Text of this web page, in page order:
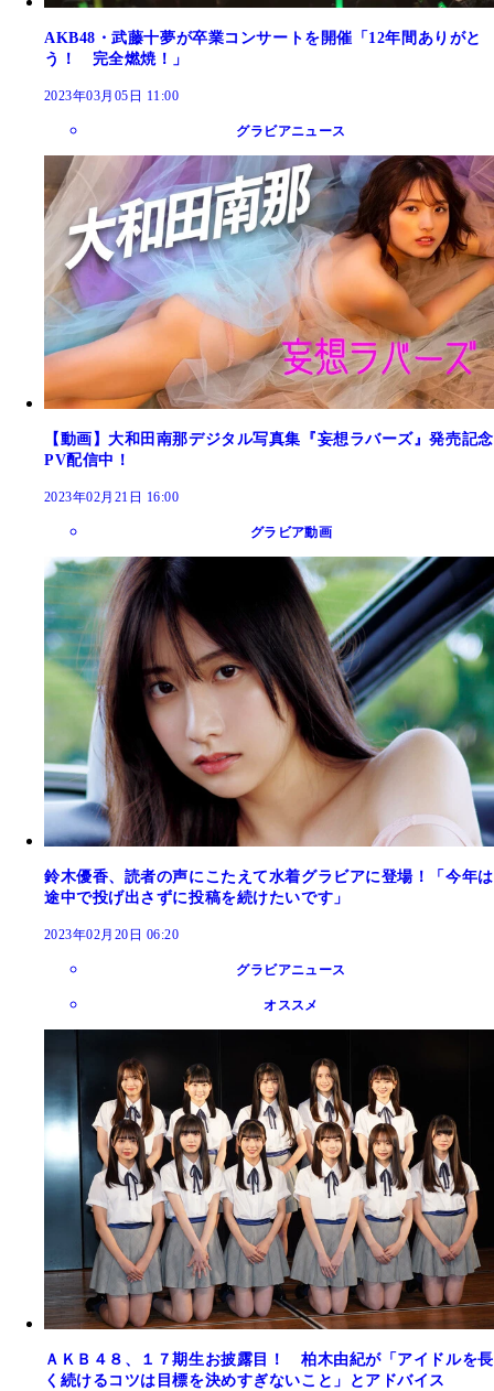
AKB48・武藤十夢が卒業コンサートを開催「12年間ありがと
う！ 完全燃焼！」
2023年03月05日 11:00
グラビアニュース
【動画】大和田南那デジタル写真集『妄想ラバーズ』発売記念
PV配信中！
2023年02月21日 16:00
グラビア動画
鈴木優香、読者の声にこたえて水着グラビアに登場！「今年は
途中で投げ出さずに投稿を続けたいです」
2023年02月20日 06:20
グラビアニュース
オススメ
ＡＫＢ４８、１７期生お披露目！ 柏木由紀が「アイドルを長
く続けるコツは目標を決めすぎないこと」とアドバイス